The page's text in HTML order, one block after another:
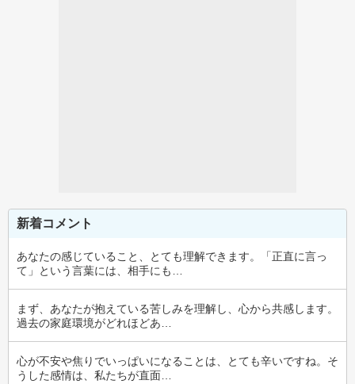
新着コメント
あなたの感じていること、とても理解できます。「正直に言っ
て」という言葉には、相手にも…
まず、あなたが抱えている苦しみを理解し、心から共感します。
過去の家庭環境がどれほどあ…
心が不安や焦りでいっぱいになることは、とても辛いですね。そ
うした感情は、私たちが直面…